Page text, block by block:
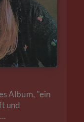
Album, "ein
und